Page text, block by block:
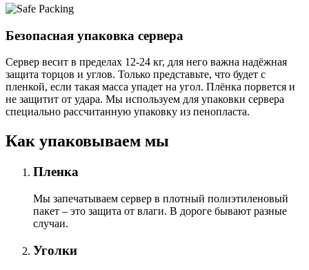
Безопасная упаковка сервера
Сервер весит в пределах 12-24 кг, для него важна надёжная
защита торцов и углов. Только представьте, что будет с
пленкой, если такая масса упадет на угол. Плёнка порвется и
не защитит от удара. Мы используем для упаковки сервера
специально расcчитанную упаковку из пенопласта.
Как упаковываем мы
Пленка
Мы запечатываем сервер в плотный полиэтиленовый
пакет – это защита от влаги. В дороге бывают разные
случаи.
Уголки